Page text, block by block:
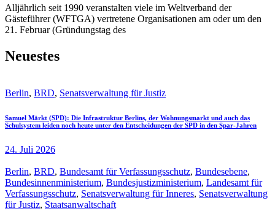
Alljährlich seit 1990 veranstalten viele im Weltverband der
Gästeführer (WFTGA) vertretene Organisationen am oder um den
21. Februar (Gründungstag des
Neuestes
Berlin, BRD, Senatsverwaltung für Justiz
Samuel Märkt (SPD): Die Infrastruktur Berlins, der Wohnungsmarkt und auch das
Schulsystem leiden noch heute unter den Entscheidungen der SPD in den Spar-Jahren
24. Juli 2026
Berlin, BRD, Bundesamt für Verfassungsschutz, Bundesebene,
Bundesinnenministerium, Bundesjustizministerium, Landesamt für
Verfassungsschutz, Senatsverwaltung für Inneres, Senatsverwaltung
für Justiz, Staatsanwaltschaft